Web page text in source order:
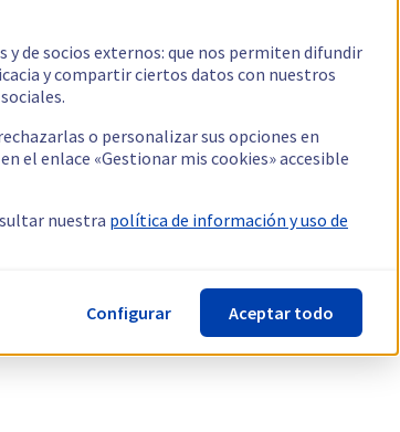
y de socios externos: que nos permiten difundir
y compartir ciertos datos con nuestros
o personalizar sus opciones en
el enlace «Gestionar mis cookies» accesible
nuestra política de información y uso de
Configurar Aceptar todo